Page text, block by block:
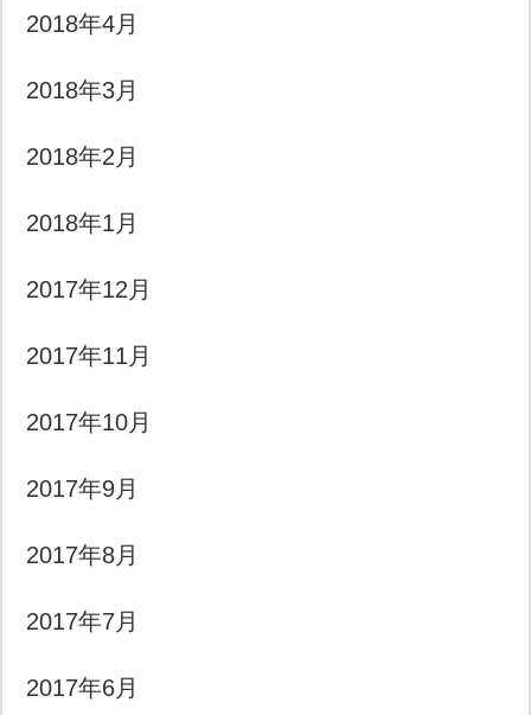
2018年4月
2018年3月
2018年2月
2018年1月
2017年12月
2017年11月
2017年10月
2017年9月
2017年8月
2017年7月
2017年6月